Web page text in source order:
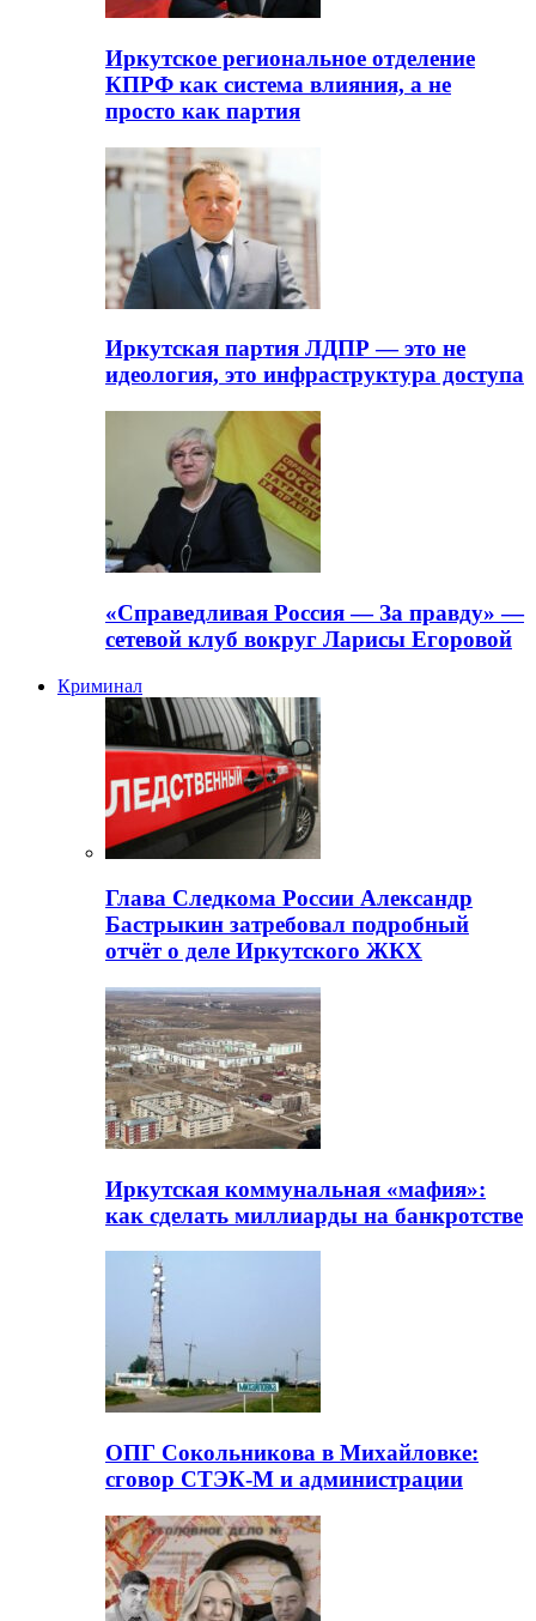
Иркутское региональное отделение
КПРФ как система влияния, а не
просто как партия
Иркутская партия ЛДПР — это не
идеология, это инфраструктура доступа
«Справедливая Россия — За правду» —
сетевой клуб вокруг Ларисы Егоровой
Криминал
Глава Следкома России Александр
Бастрыкин затребовал подробный
отчёт о деле Иркутского ЖКХ
Иркутская коммунальная «мафия»:
как сделать миллиарды на банкротстве
ОПГ Сокольникова в Михайловке:
сговор СТЭК-М и администрации